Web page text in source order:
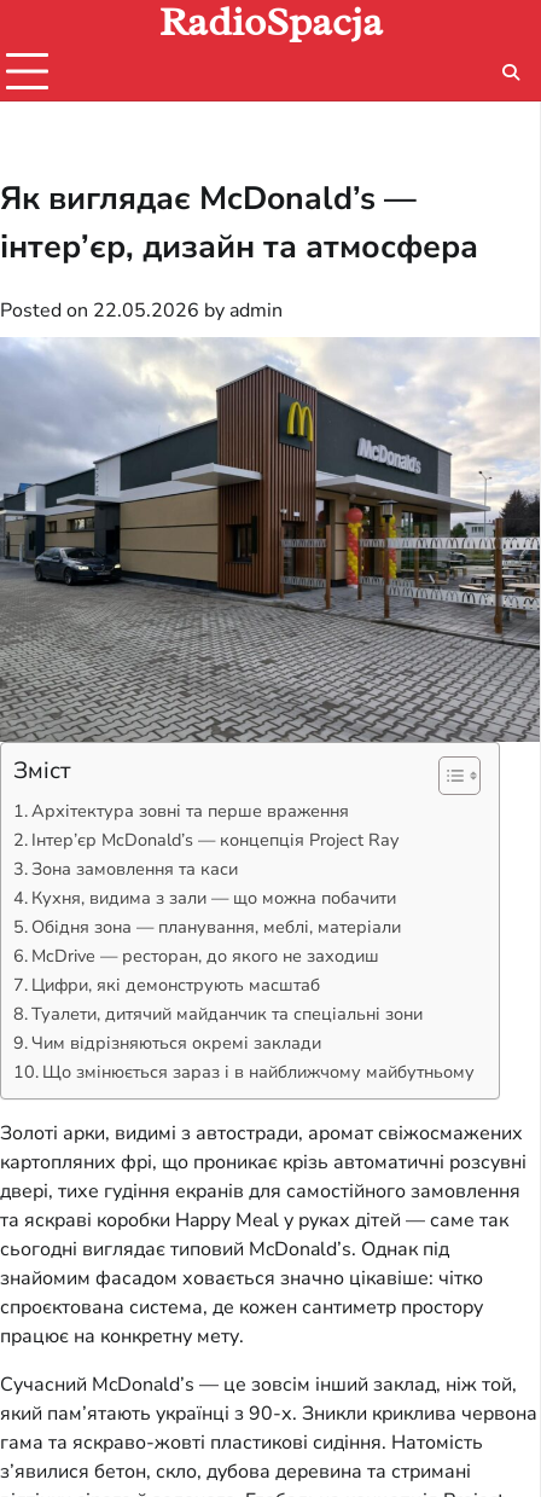
content
RadioSpacja
Як виглядає McDonald’s —
інтер’єр, дизайн та атмосфера
Posted on 22.05.2026 by admin
Зміст
Архітектура зовні та перше враження
Інтер’єр McDonald’s — концепція Project Ray
Зона замовлення та каси
Кухня, видима з зали — що можна побачити
Обідня зона — планування, меблі, матеріали
McDrive — ресторан, до якого не заходиш
Цифри, які демонструють масштаб
Туалети, дитячий майданчик та спеціальні зони
Чим відрізняються окремі заклади
Що змінюється зараз і в найближчому майбутньому
Золоті арки, видимі з автостради, аромат свіжосмажених
картопляних фрі, що проникає крізь автоматичні розсувні
двері, тихе гудіння екранів для самостійного замовлення
та яскраві коробки Happy Meal у руках дітей — саме так
сьогодні виглядає типовий McDonald’s. Однак під
знайомим фасадом ховається значно цікавіше: чітко
спроєктована система, де кожен сантиметр простору
працює на конкретну мету.
Сучасний McDonald’s — це зовсім інший заклад, ніж той,
який пам’ятають українці з 90-х. Зникли криклива червона
гама та яскраво-жовті пластикові сидіння. Натомість
з’явилися бетон, скло, дубова деревина та стримані